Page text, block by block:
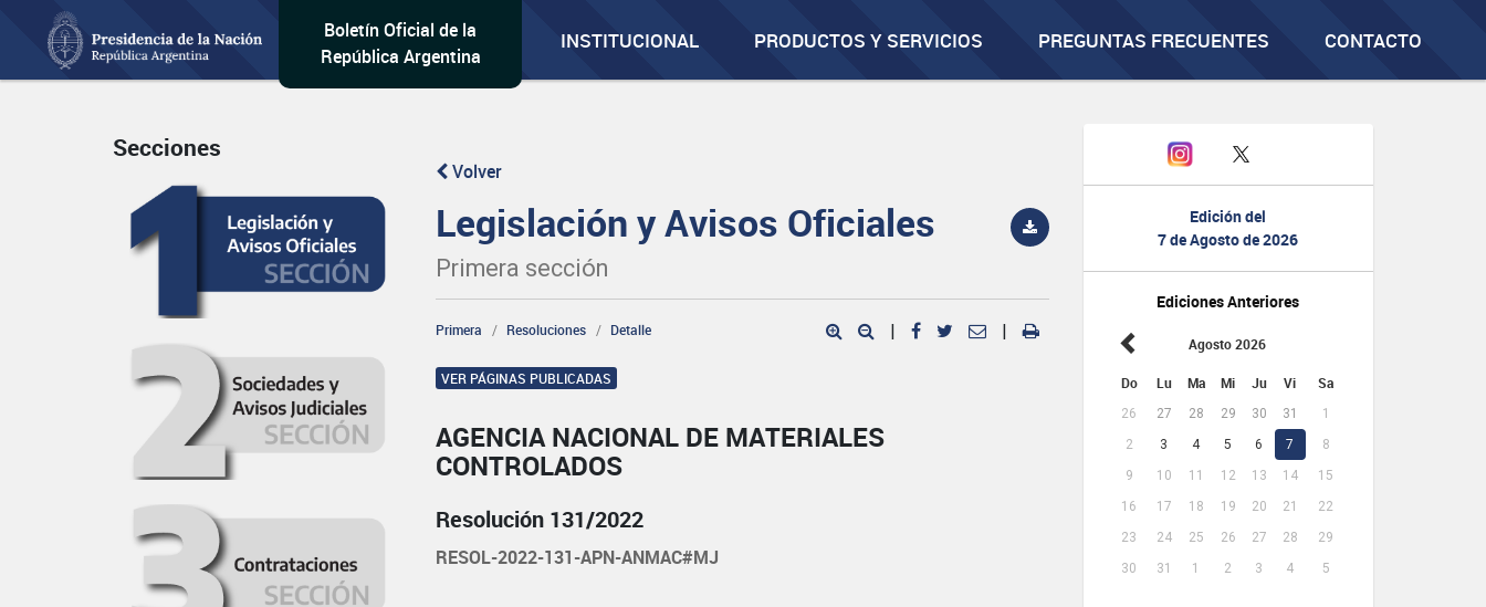
Boletín Oficial de la
República Argentina
INSTITUCIONAL PRODUCTOS Y SERVICIOS PREGUNTAS FRECUENTES CONTACTO
Edición del
7 de Agosto de 2026
Ediciones Anteriores
Agosto 2026
Do Lu Ma Mi Ju Vi Sa
26 27 28 29 30 31
1
2
3 4 5 6 7
8
9
10 11 12 13 14
15
16
17 18 19 20 21
22
23
24 25 26 27 28
29
30
31 1 2 3 4 5
Secciones
Volver
Legislación y Avisos Oficiales
Primera sección
Primera Resoluciones Detalle | |
VER PÁGINAS PUBLICADAS
AGENCIA NACIONAL DE MATERIALES
CONTROLADOS
Resolución 131/2022
RESOL-2022-131-APN-ANMAC#MJ